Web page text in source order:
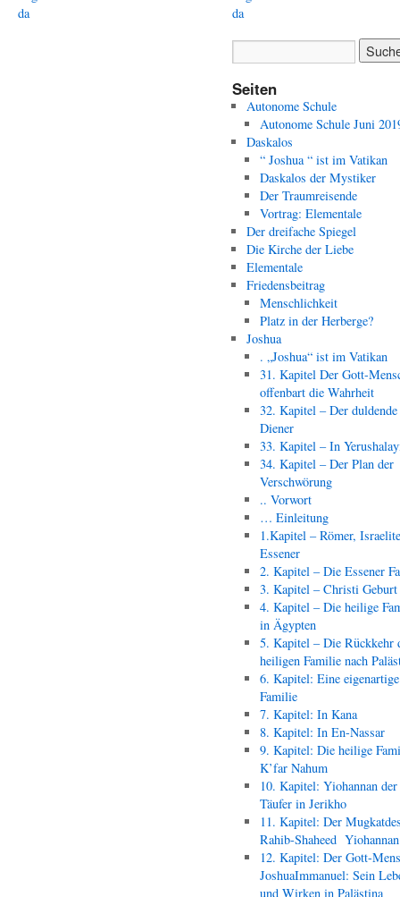
da
da
Seiten
Autonome Schule
Autonome Schule Juni
Daskalos
“ Joshua “ ist im Vatikan
Daskalos der Mystiker
Der Traumreisende
Vortrag: Elementale
Der dreifache Spiegel
Die Kirche der Liebe
Elementale
Friedensbeitrag
Menschlichkeit
Platz in der Herberge?
Joshua
. „Joshua“ ist im Vatikan
31. Kapitel Der Gott-
offenbart die Wahrheit
32. Kapitel – Der duldende
Diener
33. Kapitel – In
34. Kapitel – Der Plan der
Verschwörung
.. Vorwort
… Einleitung
1.Kapitel – Römer,
Essener
2. Kapitel – Die Essener
3. Kapitel – Christi Geburt
4. Kapitel – Die heilige
in Ägypten
5. Kapitel – Die Rückkehr
heiligen Familie nach
6. Kapitel: Eine eigenartige
Familie
7. Kapitel: In Kana
8. Kapitel: In En-Nassar
9. Kapitel: Die heilige
K’far Nahum
10. Kapitel: Yiohannan der
Täufer in Jerikho
11. Kapitel: Der
Rahib-Shaheed
12. Kapitel: Der Gott-
JoshuaImmanuel: Sein
und Wirken in Palästina